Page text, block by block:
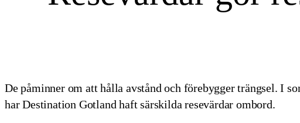
De påminner om att hålla avstånd och förebygger trängsel. I
har Destination Gotland haft särskilda resevärdar ombord.